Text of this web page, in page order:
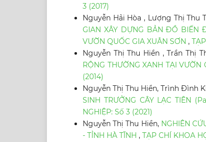
3 (2017)
Nguyễn Hải Hòa , Lượng Thị Thu
GIAN XÂY DỰNG BẢN ĐỒ BIẾN
VƯỜN QUỐC GIA XUÂN SƠN ,
Nguyễn Thị Thu Hiền , Trần Thị
RỘNG THƯỜNG XANH TẠI
(2014)
Nguyễn Thị Thu Hiền, Trình Đình
SINH TRƯỞNG CÂY LẠC TIÊN
NGHIỆP: Số 3 (2021)
Nguyễn Thị Thu Hiền, NGHIÊN
- TỈNH HÀ TĨNH , TẠP CHÍ KHOA